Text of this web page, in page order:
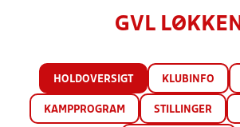
GVL LØKKEN
HOLDOVERSIGT KLUBINFO
KAMPPROGRAM STILLINGER